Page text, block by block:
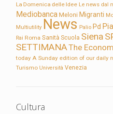
La Domenica delle Idee Le news dal
Mediobanca Meloni Migranti
Multiutility News Palio Pd
Rai Roma Sanità Scuola Siena
SETTIMANAThe
today A Sunday edition of our daily
Turismo Università Venezia
Cultura